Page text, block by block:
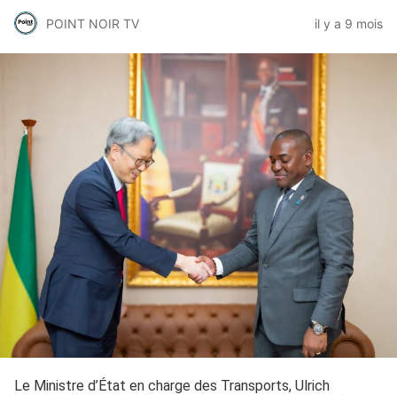
POINT NOIR TV il y a 9 mois
Le Ministre d’État en charge des Transports, Ulrich